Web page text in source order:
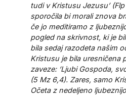
tudi v Kristusu Jezusu’
sporočila bi morali znova
če jo meditiramo z
pogled na skrivnost, ki je
bila sedaj razodeta našim
Kristusu je bila uresničena
zaveze: ‘Ljubi Gospoda,
(5 Mz 6,4). Zares, samo
Očeta z nedeljeno